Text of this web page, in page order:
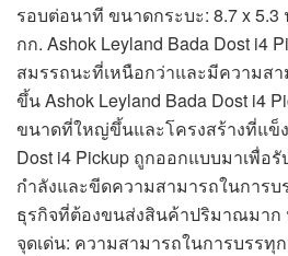
รอบต่อนาที ขนาดกระบะ: 8.7 x
กก. Ashok Leyland Bada Dost i4
สมรรถนะที่เหนือกว่าและมีความส
ขึ้น Ashok Leyland Bada Dost i4
ขนาดที่ใหญ่ขึ้นและโครงสร้างที่แข็ง
Dost i4 Pickup ถูกออกแบบมาเพื่อ
กำลังและขีดความสามารถในการบ
ธุรกิจที่ต้องขนส่งสินค้าปริมาณมาก
จุดเด่น: ความสามารถในการบรรทุ